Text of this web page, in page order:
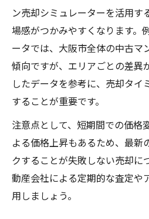
ン売却シミュレーターを活用す
場感がつかみやすくなります。
ータでは、大阪市全体の中古マ
傾向ですが、エリアごとの差異
したデータを参考に、売却タイ
することが重要です。
注意点として、短期間での価格
よる価格上昇もあるため、最新
クすることが失敗しない売却に
動産会社による定期的な査定や
用しましょう。